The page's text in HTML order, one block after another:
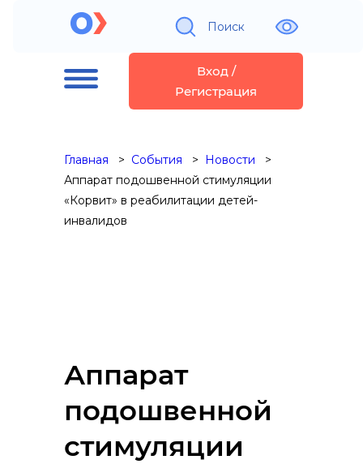
Поиск
Вход /
Регистрация
Главная События
Новости
Аппарат подошвенной стимуляции
«Корвит» в реабилитации детей-
инвалидов
Аппарат
подошвенной
стимуляции